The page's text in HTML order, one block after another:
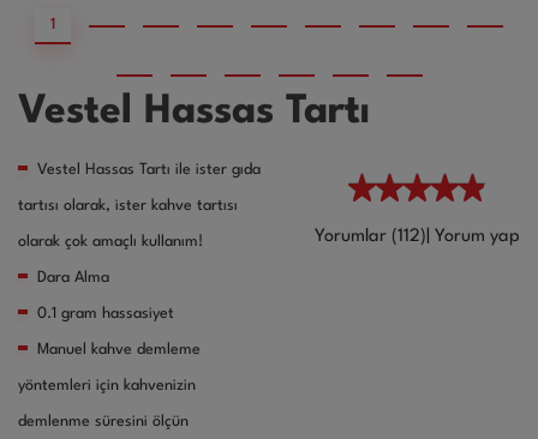
1
10
Vestel Hassas Tartı
Vestel Hassas Tartı ile ister gıda
tartısı olarak, ister kahve tartısı
olarak çok amaçlı kullanım!
Dara Alma
0.1 gram hassasiyet
Manuel kahve demleme
yöntemleri için kahvenizin
demlenme süresini ölçün
Yorumlar (112) Yorum yap